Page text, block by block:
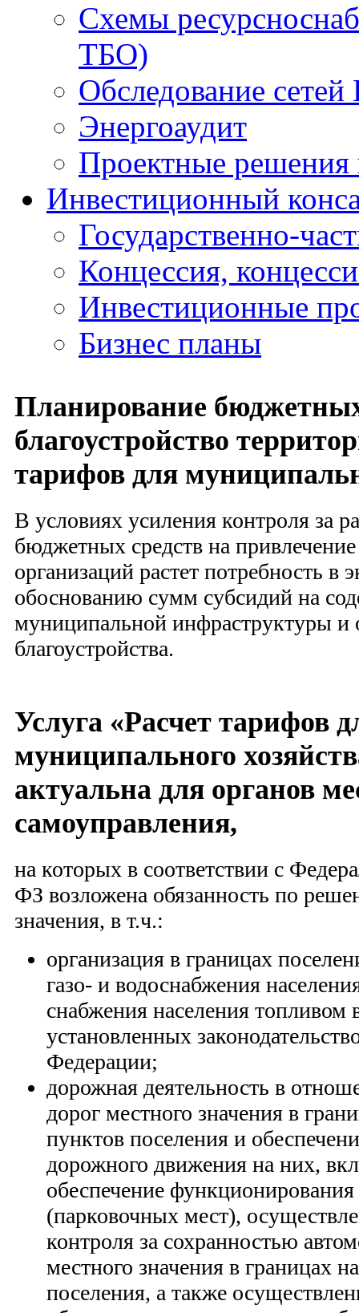
Схемы
ТБО)
Обследование
Энергоаудит
Проектные решения
Инвестиционный
Государственно-
Концессия,
Инвестиционные
Бизнес планы
Планирование
благоустройство
тарифов для
В условиях усиления контроля за
бюджетных средств на
организаций растет потребность в
обоснованию сумм субсидий на
муниципальной инфраструктуры и
благоустройства.
Услуга «Расчет тарифов
муниципального
актуальна для органов
самоуправления,
на которых в соответствии с
ФЗ возложена обязанность по
значения, в т.ч.:
организация в границах
газо- и водоснабжения
снабжения населения топливом
установленных
Федерации;
дорожная деятельность в
дорог местного значения в
пунктов поселения и
дорожного движения на них,
обеспечение
(парковочных мест),
контроля за сохранностью
местного значения в границах
поселения, а также